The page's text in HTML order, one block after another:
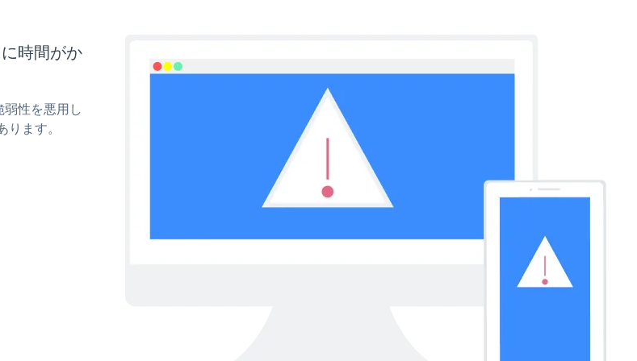
時間がか
性を悪用し
ます。